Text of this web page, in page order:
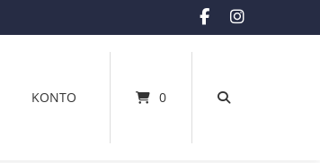
KONTO 0